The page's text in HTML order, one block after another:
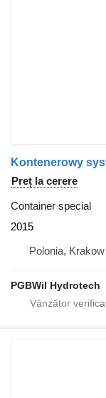
Preț la cerere
Container special
2015
Polonia, Krakow
PGBWiI Hydrotech